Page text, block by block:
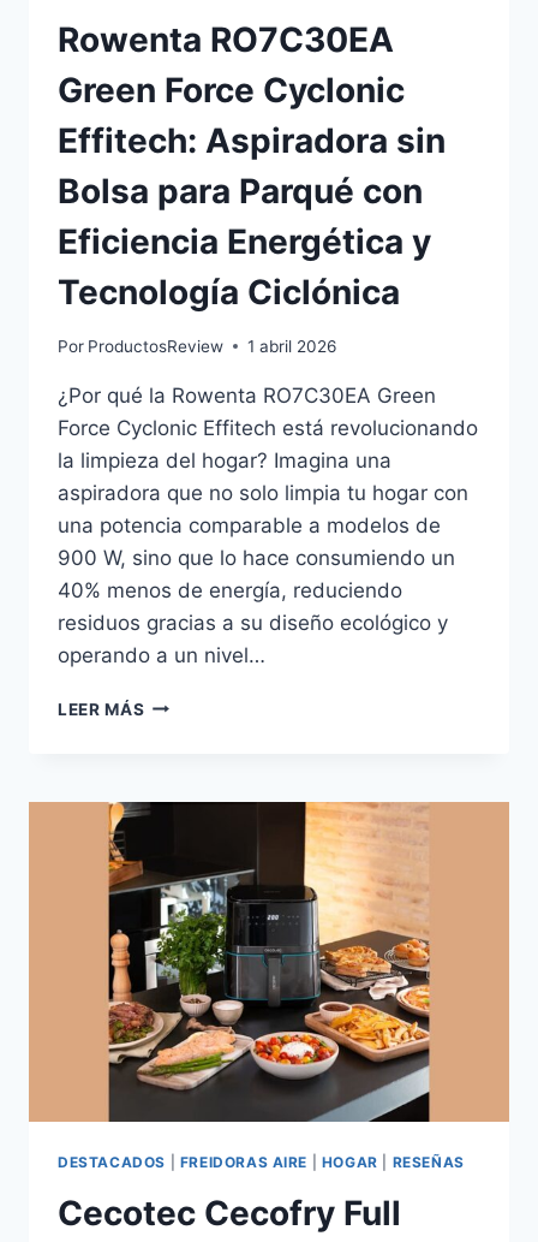
Rowenta RO7C30EA
Green Force Cyclonic
Effitech: Aspiradora sin
Bolsa para Parqué con
Eficiencia Energética y
Tecnología Ciclónica
Por ProductosReview 1 abril 2026
¿Por qué la Rowenta RO7C30EA Green
Force Cyclonic Effitech está revolucionando
la limpieza del hogar? Imagina una
aspiradora que no solo limpia tu hogar con
una potencia comparable a modelos de
900 W, sino que lo hace consumiendo un
40% menos de energía, reduciendo
residuos gracias a su diseño ecológico y
operando a un nivel…
LEER MÁS ROWENTA
CYCLONIC
SIN
BOLSA
PARA
PARQUÉ
CON
EFICIENCIA
ENERGÉTICA
Y
TECNOLOGÍA
DESTACADOS FREIDORAS AIRE HOGAR RESEÑAS
Cecotec Cecofry Full